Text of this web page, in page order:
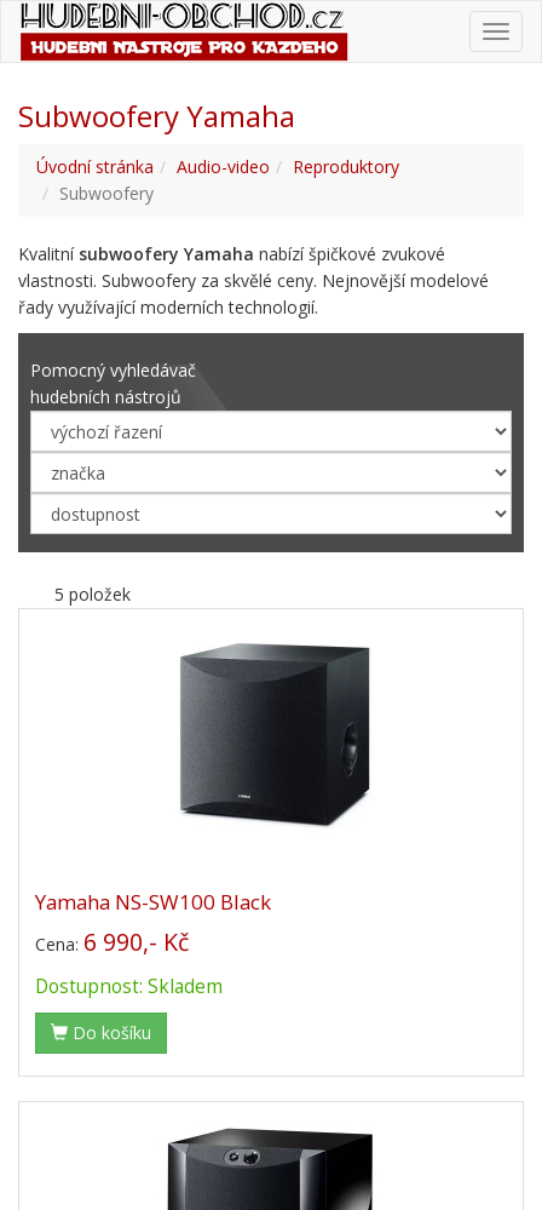
Subwoofery Yamaha
Úvodní stránka Audio-video
Reproduktory
Subwoofery
Kvalitní subwoofery Yamaha nabízí špičkové zvukové
vlastnosti. Subwoofery za skvělé ceny. Nejnovější modelové
řady využívající moderních technologií.
Pomocný vyhledávač
hudebních nástrojů
5 položek
Yamaha NS-SW100 Black
Cena: 6 990,- Kč
Dostupnost: Skladem
Do košíku